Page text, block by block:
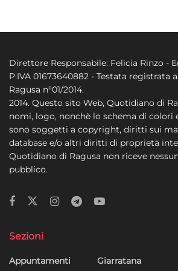
Direttore Responsabile: Felicia Rinzo -
P.IVA 01673640882 - Testata registrata
Ragusa n°01/2014.
2014. Questo sito Web, Quotidiano di
nomi, logo, nonchè lo schema di colori
sono soggetti a copyright, diritti sui
database e/o altri diritti di proprietà
Quotidiano di Ragusa non riceve
pubblico.
Sezioni
Appuntamenti
Giarratana